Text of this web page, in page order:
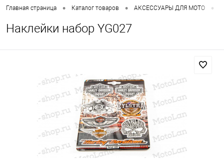
Главная страница • Каталог товаров • АКСЕССУАРЫ ДЛЯ МОТО •
Наклейки набор YG027